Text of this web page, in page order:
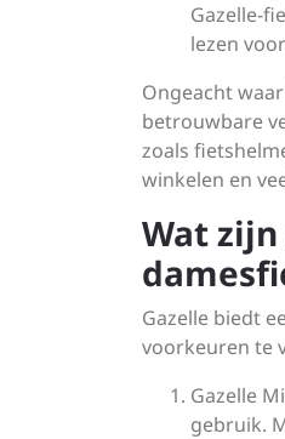
Gazelle-
lezen
Ongeacht
betrouwbare
zoals
winkelen en
Wat
Gazelle biedt
voorkeuren te
Gazelle
gebruik.